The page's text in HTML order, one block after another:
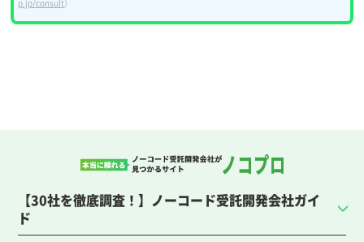
p.jp/consult）
【30社を徹底調査！】ノーコード受託開発会社ガイ
ド